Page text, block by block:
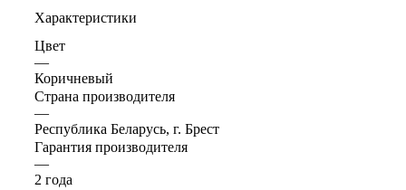
Характеристики
Цвет
—
Коричневый
Страна производителя
—
Республика Беларусь, г. Брест
Гарантия производителя
—
2 года